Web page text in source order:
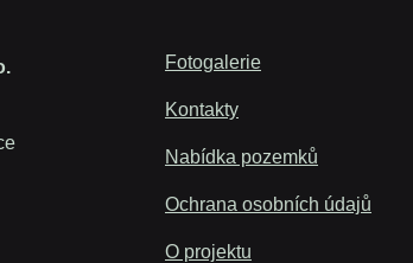
Fotogalerie
Kontakty
Nabídka pozemků
Ochrana osobních údajů
O projektu